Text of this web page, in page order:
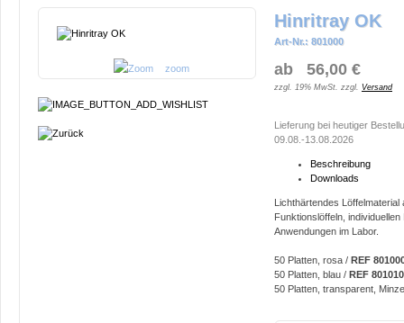
zoom
Hinritray OK
Art-Nr.: 801000
ab 56,00 €
zzgl. 19% MwSt. zzgl. Versand
Lieferung bei heutiger
09.08.-13.08.2026
Beschreibung
Downloads
Lichthärtendes
Funktionslöffeln,
Anwendungen im Labor.
50 Platten, rosa / REF
50 Platten, blau / REF 801010
50 Platten, transparent,